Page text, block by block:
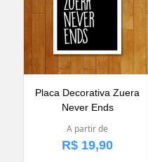
Placa Decorativa Zuera
Never Ends
A partir de
R$ 19,90